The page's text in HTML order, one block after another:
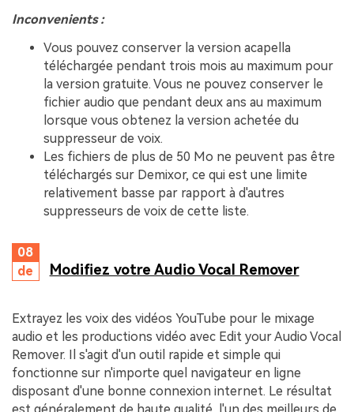
Inconvenients :
Vous pouvez conserver la version acapella
téléchargée pendant trois mois au maximum pour
la version gratuite. Vous ne pouvez conserver le
fichier audio que pendant deux ans au maximum
lorsque vous obtenez la version achetée du
suppresseur de voix.
Les fichiers de plus de 50 Mo ne peuvent pas être
téléchargés sur Demixor, ce qui est une limite
relativement basse par rapport à d'autres
suppresseurs de voix de cette liste.
08
de
Modifiez votre Audio Vocal Remover
Extrayez les voix des vidéos YouTube pour le mixage
audio et les productions vidéo avec Edit your Audio Vocal
Remover. Il s'agit d'un outil rapide et simple qui
fonctionne sur n'importe quel navigateur en ligne
disposant d'une bonne connexion internet. Le résultat